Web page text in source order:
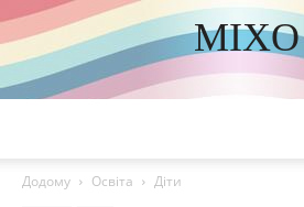
MIXO
DISCOVER THE ART OF
Додому Освіта Діти